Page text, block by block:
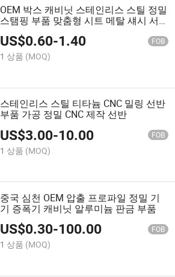
OEM 박스 캐비닛 스테인리스 스틸 정밀
스탬핑 부품 맞춤형 시트 메탈 섀시 서
버 파우더 코팅 금속 랙 캐비닛 인클로
저 산업 제어 하우징
US$0.60-1.40 FOB
1 상품 (MOQ)
스테인리스 스틸 티타늄 CNC 밀링 선반
부품 가공 정밀 CNC 제작 선반
US$3.00-10.00 FOB
1 상품 (MOQ)
중국 심천 OEM 압출 프로파일 정밀 기
기 증폭기 캐비닛 알루미늄 판금 부품
US$0.30-100.00 FOB
1 상품 (MOQ)